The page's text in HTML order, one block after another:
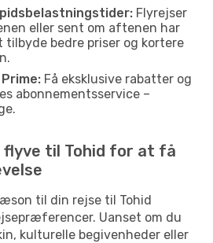
Flyrejser
eller sent om aftenen har
tilbyde bedre priser og kortere
Få eksklusive rabatter og
abonnementsservice –
flyve til Tohid for at få
til din rejse til Tohid
Uanset om du
kulturelle begivenheder eller